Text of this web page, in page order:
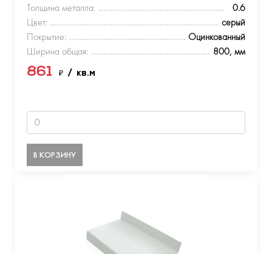
Толщина металла:
0.6
Цвет:
серый
Покрытие:
Оцинкованный
Ширина общая:
800, мм
861 ₽ / кв.м
В КОРЗИНУ